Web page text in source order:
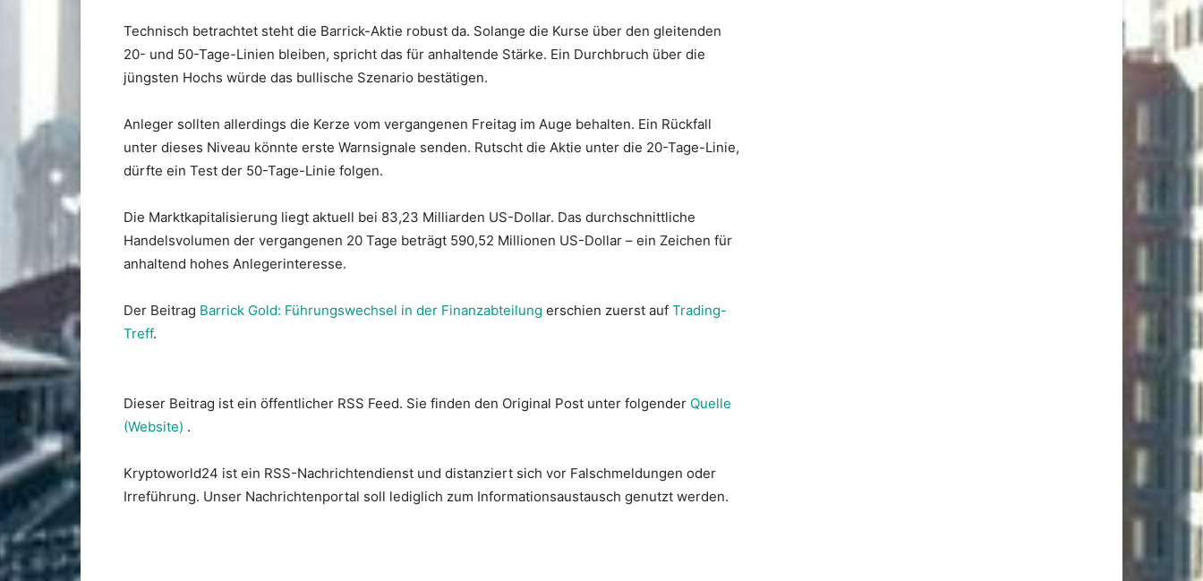
Technisch betrachtet steht die Barrick-Aktie robust da. Solange die Kurse über den gleitenden
20- und 50-Tage-Linien bleiben, spricht das für anhaltende Stärke. Ein Durchbruch über die
jüngsten Hochs würde das bullische Szenario bestätigen.
Anleger sollten allerdings die Kerze vom vergangenen Freitag im Auge behalten. Ein Rückfall
unter dieses Niveau könnte erste Warnsignale senden. Rutscht die Aktie unter die 20-Tage-Linie,
dürfte ein Test der 50-Tage-Linie folgen.
Die Marktkapitalisierung liegt aktuell bei 83,23 Milliarden US-Dollar. Das durchschnittliche
Handelsvolumen der vergangenen 20 Tage beträgt 590,52 Millionen US-Dollar – ein Zeichen für
anhaltend hohes Anlegerinteresse.
Der Beitrag Barrick Gold: Führungswechsel in der Finanzabteilung erschien zuerst auf Trading-
Treff.
Dieser Beitrag ist ein öffentlicher RSS Feed. Sie finden den Original Post unter folgender Quelle
(Website) .
Kryptoworld24 ist ein RSS-Nachrichtendienst und distanziert sich vor Falschmeldungen oder
Irreführung. Unser Nachrichtenportal soll lediglich zum Informationsaustausch genutzt werden.